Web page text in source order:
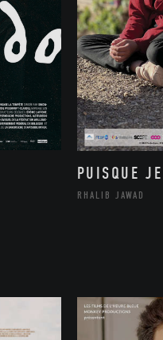
PUISQUE
RHALIB JAWAD